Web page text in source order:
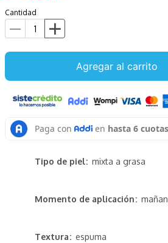
Cantidad
Agregar al carrito
Tipo de piel mixta a grasa
Textura espuma
Momento de aplicación
posay